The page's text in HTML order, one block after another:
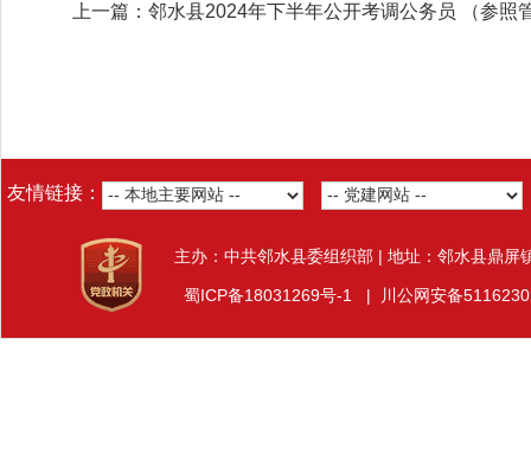
上一篇：邻水县2024年下半年公开考调公务员 （参照
友情链接：
主办：中共邻水县委组织部 | 地址：邻水县鼎屏
蜀ICP备18031269号-1 | 川公网安备